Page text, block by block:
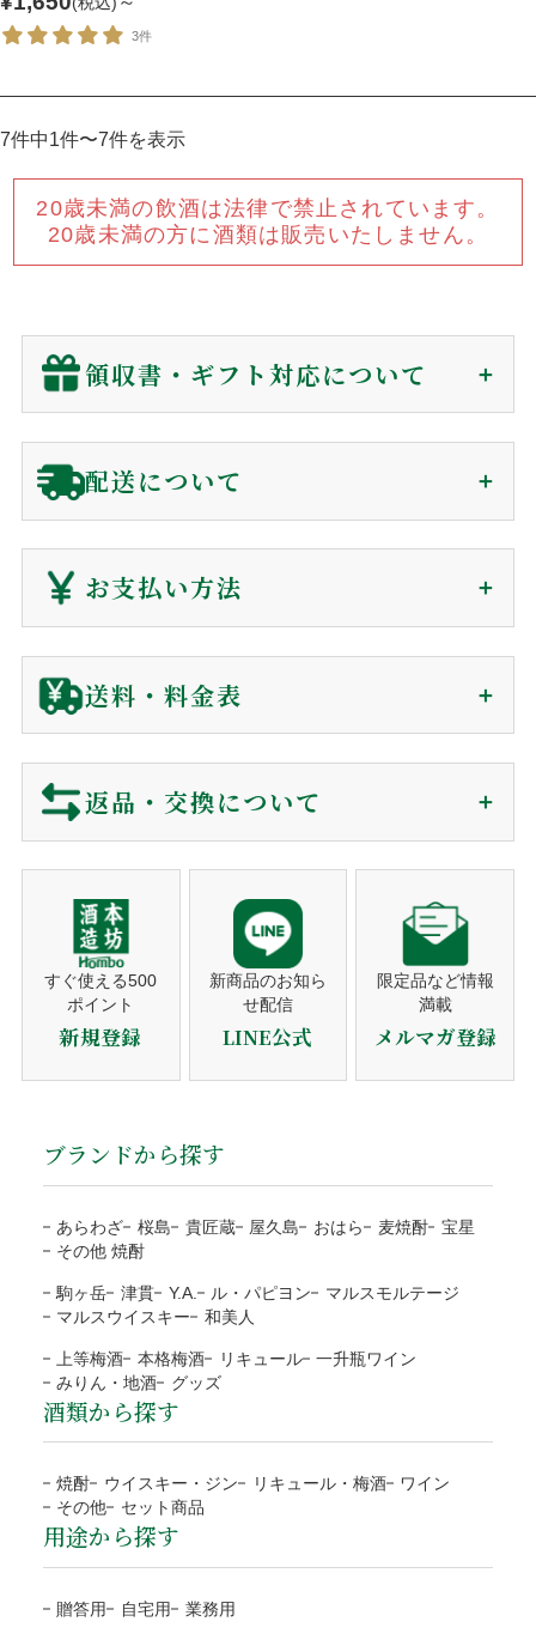
3件
7件中1件〜7件を表示
20歳未満の飲酒は法律で禁止されています。
20歳未満の方に酒類は販売いたしません。
領収書・ギフト対応について
領収書（インボイス対応）
会員の方(購入時)：マイページの購入履歴から、発送後
180日間、電子領収書が発行できます。
ギフト対応に関して
包装紙 買い物カゴに入れる前にご選択下さい。
※包装・カードが選択できない商品はギフト非対応の商品になり
熨斗対応 ギフト対応の商品のみ、買い物カゴに入れた後、
備考欄にご記入ください。
のしの種類 お歳暮・お中元・お祝いetc
包装・メッセージカードをご希望の方は、商品をカ
※箱なしの商品など、熨斗を含めて、単体ではギフト対応がで
ラッピング
無料
目的やお相手に合わせて選べる
4種類のラッピング
当店オリジナル(汎
用)
包装紙B
配送について
ご注文から1〜7日で
ご注文から商品到着について
注文確認メール
ご購入後、すぐに自動送信。
営業日（平日）に発送日をご連絡。
商品の発送
平日10時までのご注文は当日発送。
発送後、送り状番号をご連絡。
送り状番号から商品の追跡が可能。
なります。
応となります。
到着日に指定がない場合、最短日程での発送となりま
なります。
お支払方法が前払「銀行振込・コンビニ決済(払込票)」
の場合、ご入金確認後の発送。
お支払い方法
クレジットカード
リボ払い・一括払い・各分割払いに対応。
注文者名がカード名義人でないものは決済をお断りす
る事がございます。
代金引換
ご注文確認後に最短発送。代金は商品受取時に配送員にお支
代引手数料330円はお客様ご負担になります。
断りする場合がございます。
商品合計額 代引き手数料
9,999円(税込)以下
330円
10,000円(税込)以上
NP後払い
ご注文確認後に最短発送。商品の到着を確認してから、「コ
ますので、発行から14日以内にお支払いをお願いします。お
送料・料金表
地域 都道府県 送料
北海道 北海道
東北
青森、岩手、宮城、秋田、
山形、福島
関東/信越
茨城、栃木、群馬、埼玉、
千葉、東京、神奈川、
新潟、山梨、長野
静岡、愛知、三重
返品・交換について
り返品・交換ポリシーを定めております。
ご注文のキャンセル
商品の発送前、ご入金前でしたら無料で対応いたしますので
ご連絡下さい。
商品の管理には万全を期しておりますが、万が一、お届けし
に当店までご連絡ください。お客様にはご負担なく返品・交
換の手続きをさせていただきます。
お客様のご負担はございません。
商品の返送にご協力頂けない場合、連絡なく返送され
た場合、対応をお断りいたします。
運送会社の破損による代品
お客様にご連絡いたします。また商品のお受取りの際に破損
していた場合、その旨を運送会社に伝え、商品の受取拒否
お客様のご負担はございません。
すぐ使える500
ポイント
新規登録
新商品のお知ら
せ配信
LINE公式
限定品など情報
満載
メルマガ登録
ブランドから探す
あらわざ 桜島 貴匠蔵 屋久島 おはら 麦焼酎
宝星
その他 焼酎
駒ヶ岳 津貫 Y.A. ル・パピヨン
マルスモルテージ
マルスウイスキー
和美人
上等梅酒 本格梅酒 リキュール
一升瓶ワイン
みりん・地酒
グッズ
酒類から探す
焼酎 ウイスキー・ジン リキュール・梅酒
ワイン
その他
セット商品
用途から探す
贈答用 自宅用 業務用